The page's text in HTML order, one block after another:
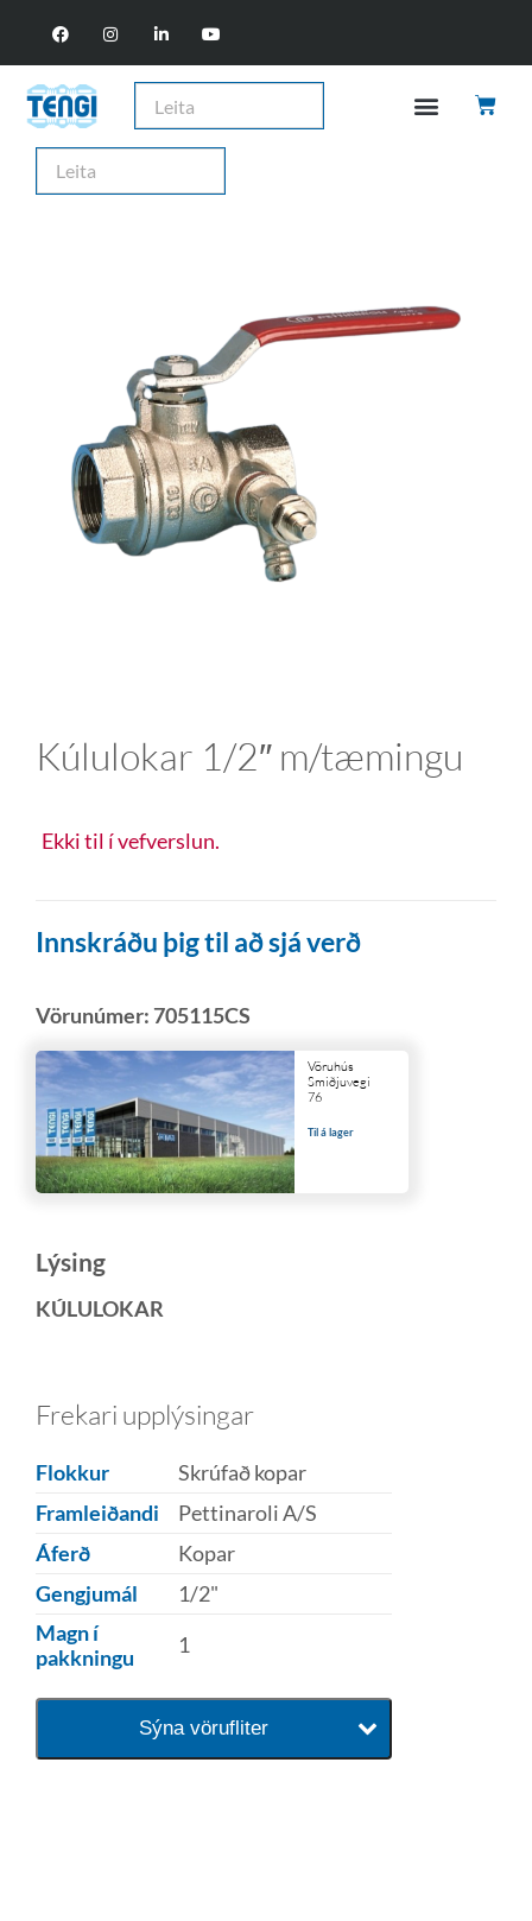
Kúlulokar 1/2″ m/tæmingu
Ekki til í vefverslun.
Innskráðu þig til að sjá verð
Vörunúmer:705115CS
Vöruhús
Smiðjuvegi
76
Til á lager
Lýsing
KÚLULOKAR
Frekari upplýsingar
Flokkur
Skrúfað kopar
Framleiðandi
Pettinaroli A/S
Áferð
Kopar
Gengjumál
1/2"
Magn í
pakkningu
1
Sýna vörufliter